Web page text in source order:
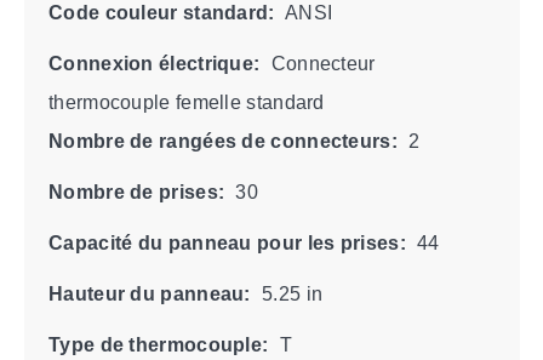
Code couleur standard: ANSI
Connexion électrique:
Connecteur
thermocouple femelle standard
Nombre de rangées de connecteurs:
2
Nombre de prises: 30
Capacité du panneau pour les prises: 44
Hauteur du panneau: 5.25 in
Type de thermocouple: T